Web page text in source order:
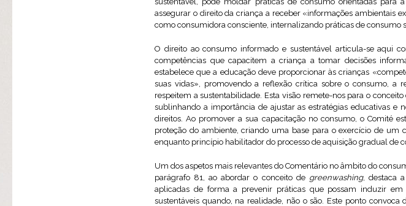
assegurar o direito da criança a receber «informações ambientais
como consumidora consciente, internalizando práticas de consumo
O direito ao consumo informado e sustentável articula-se aqui
competências que capacitem a criança a tomar decisões
estabelece que a educação deve proporcionar às crianças
suas vidas», promovendo a reflexão crítica sobre o consumo, a
respeitem a sustentabilidade. Esta visão remete-nos para o
sublinhando a importância de ajustar as estratégias educativas e
direitos. Ao promover a sua capacitação no consumo, o Comité
proteção do ambiente, criando uma base para o exercício de um
enquanto princípio habilitador do processo de aquisição gradual de
Um dos aspetos mais relevantes do Comentário no âmbito do
parágrafo 81, ao abordar o conceito de greenwashing, destaca
aplicadas de forma a prevenir práticas que possam induzir
sustentáveis quando, na realidade, não o são. Este ponto